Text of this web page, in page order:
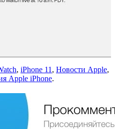
, iPhone 11 , Новости Apple,
Apple iPhone.